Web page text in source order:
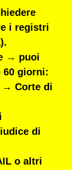
i registri
→ puoi
60 giorni:
→ Corte di
di
o altri